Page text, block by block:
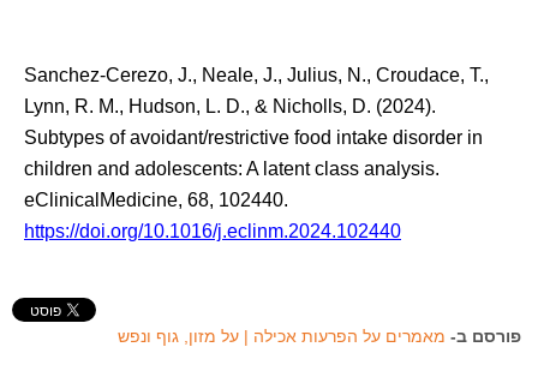
Sanchez-Cerezo, J., Neale, J., Julius, N., Croudace, T.,
Lynn, R. M., Hudson, L. D., & Nicholls, D. (2024).
Subtypes of avoidant/restrictive food intake disorder in
children and adolescents: A latent class analysis.
eClinicalMedicine, 68, 102440.
https://doi.org/10.1016/j.eclinm.2024.102440
פורסם ב- מאמרים על הפרעות אכילה | על מזון, גוף ונפש